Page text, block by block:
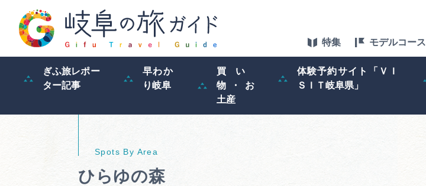
特集 モデルコース
ぎふ旅レポー
ター記事
早わか
り岐阜
買い
物・お
土産
体験予約サイト「ＶＩ
ＳＩＴ岐阜県」
ひらゆの森